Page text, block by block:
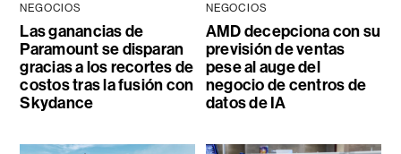
NEGOCIOS
Las ganancias de
Paramount se disparan
gracias a los recortes de
costos tras la fusión con
Skydance
NEGOCIOS
AMD decepciona con su
previsión de ventas
pese al auge del
negocio de centros de
datos de IA